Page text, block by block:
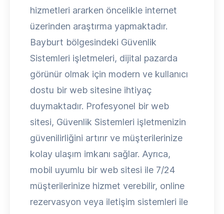
hizmetleri ararken öncelikle internet
üzerinden araştırma yapmaktadır.
Bayburt bölgesindeki Güvenlik
Sistemleri işletmeleri, dijital pazarda
görünür olmak için modern ve kullanıcı
dostu bir web sitesine ihtiyaç
duymaktadır. Profesyonel bir web
sitesi, Güvenlik Sistemleri işletmenizin
güvenilirliğini artırır ve müşterilerinize
kolay ulaşım imkanı sağlar. Ayrıca,
mobil uyumlu bir web sitesi ile 7/24
müşterilerinize hizmet verebilir, online
rezervasyon veya iletişim sistemleri ile